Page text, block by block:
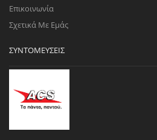
Επικοινωνία
Σχετικά Με Εμάς
ΣΥΝΤΟΜΕΎΣΕΙΣ